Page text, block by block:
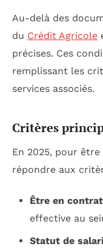
Au-delà des
du Crédit Agricole
précises. Ces
remplissant les
services associés.
Critères
En 2025, pour
répondre aux
Être en
effective au
Statut de